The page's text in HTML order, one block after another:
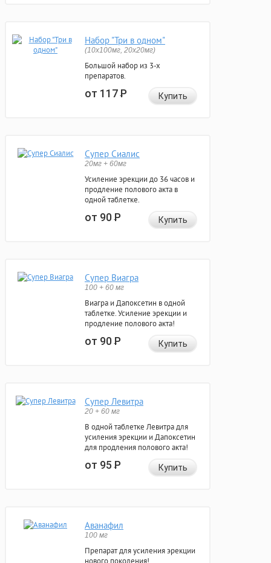
Набор "Три в одном"
(10x100мг, 20x20мг)
Большой набор из 3-х
препаратов.
от 117Р Купить
Супер Сиалис
20мг + 60мг
Усиление эрекции до 36 часов и
продление полового акта в
одной таблетке.
от 90Р Купить
Супер Виагра
100 + 60 мг
Виагра и Дапоксетин в одной
таблетке. Усиление эрекции и
продление полового акта!
от 90Р Купить
Супер Левитра
20 + 60 мг
В одной таблетке Левитра для
усиления эрекции и Дапоксетин
для продления полового акта!
от 95Р Купить
Аванафил
100 мг
Препарат для усиления эрекции